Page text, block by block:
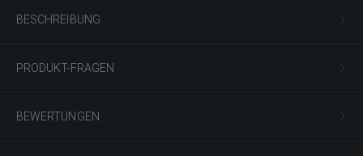
BESCHREIBUNG
PRODUKT-FRAGEN
BEWERTUNGEN